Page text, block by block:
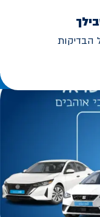
הבדיקות